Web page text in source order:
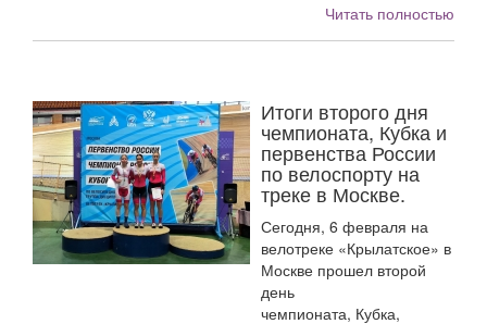
Читать полностью
Итоги второго дня
чемпионата, Кубка и
первенства России
по велоспорту на
треке в Москве.
Сегодня, 6 февраля на
велотреке «Крылатское» в
Москве прошел второй
день
чемпионата, Кубка,